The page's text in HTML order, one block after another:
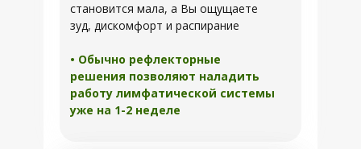
становится мала, а Вы ощущаете
зуд, дискомфорт и распирание
• Обычно рефлекторные
решения позволяют наладить
работу лимфатической системы
уже на 1-2 неделе